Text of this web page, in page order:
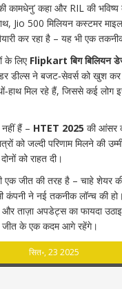
कामधेनु’ कहा और RIL की
Jio 500 मिलियन कस्टमर
कर रहा है – यह भी एक
के लिए Flipkart बिग बिलियन
डील्स ने बजट‑सेवर्स को खुश
मिल रहे हैं, जिससे कई लोग
नहीं हैं – HTET 2025 की आंसर
को जल्दी परिणाम मिलने की
को राहत दी।
एक जीत की तरह है – चाहे शेयर
कंपनी ने नई तकनीक लॉन्च की
ताज़ा अपडेट्स का फायदा
जीत के एक कदम आगे रहेंगे।
सित॰, 23 2025